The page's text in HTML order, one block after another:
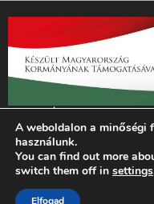
„Az Új Ember
támogatását az
szerződés keretében 3
Emberi
A weboldalon a minőségi
használunk.
You can find out more
switch them off in settings
Elfogad